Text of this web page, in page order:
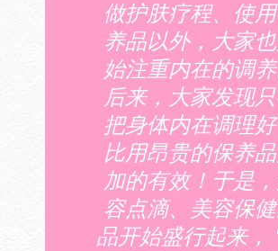
做护肤疗程、使
养品以外，大家
始注重内在的调养
后来，大家发现
把身体内在调理好
比用昂贵的保养
加的有效！于是
容点滴、美容保
品开始盛行起来，